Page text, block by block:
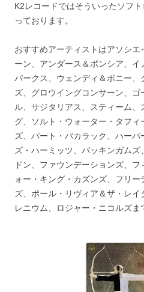
K2レコードではそういったソフ
っております。
おすすめアーティストはアソシエ
ーン、アンダース＆ポンシア、イ
パークス、ウェンディ＆ボニー、
ズ、グロウイングコンサーン、
ル、サジタリアス、スティーム
グ、ソルト・ウォーター・タフ
ズ、バート・バカラック、ハー
ズ・ハーミッツ、バッキンガム
ドン、ファウンデーションズ、
ォー・キング・カズンズ、フリ
ズ、ポール・リヴィア＆ザ・レイ
レニウム、ロジャー・ニコルズま